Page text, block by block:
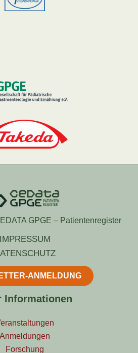
GPGE – Patientenregister
IMPRESSUM
ANMELDUNG
Informationen
Anmeldungen
Forschung